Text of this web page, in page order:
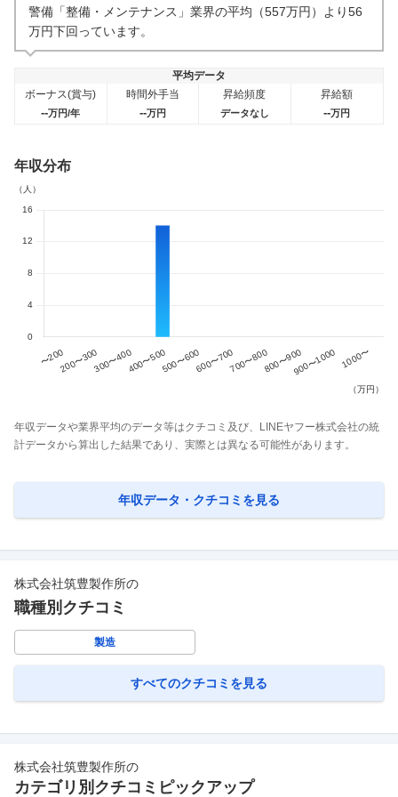
警備「整備・メンテナンス」業界の平均（557万円）より56
万円下回っています。
平均データ
ボーナス(賞与)
--万円/年
時間外手当
--万円
昇給頻度
データなし
昇給額
--万円
年収分布
年収データや業界平均のデータ等はクチコミ及び、LINEヤフー株式会社の統
計データから算出した結果であり、実際とは異なる可能性があります。
年収データ・クチコミを見る
株式会社筑豊製作所の
職種別クチコミ
製造
すべてのクチコミを見る
株式会社筑豊製作所の
カテゴリ別クチコミピックアップ